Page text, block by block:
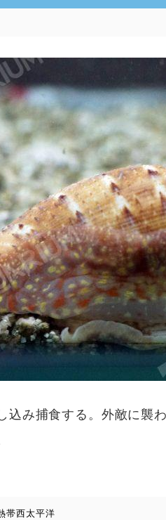
込み捕食する。外敵に襲
帯西太平洋